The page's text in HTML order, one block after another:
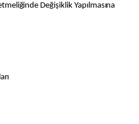
Değişiklik Yapılmasına